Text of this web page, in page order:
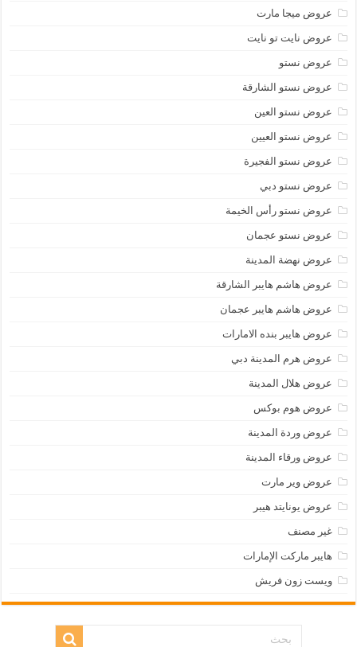
عروض ميجا مارت
عروض نايت تو نايت
عروض نستو
عروض نستو الشارقة
عروض نستو العين
عروض نستو العيين
عروض نستو الفجيرة
عروض نستو دبي
عروض نستو رأس الخيمة
عروض نستو عجمان
عروض نهضة المدينة
عروض هاشم هايبر الشارقة
عروض هاشم هايبر عجمان
عروض هايبر بنده الامارات
عروض هرم المدينة دبي
عروض هلال المدينة
عروض هوم بوكس
عروض وردة المدينة
عروض ورقاء المدينة
عروض وير مارت
عروض يونايتد هيبر
غير مصنف
هايبر ماركت الإمارات
ويست زون فريش